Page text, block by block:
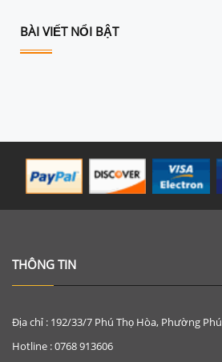
BÀI VIẾT NỔI BẬT
THÔNG TIN
Địa chỉ : 192/33/7 Phú Thọ Hòa, Phường
Hotline : 0768 913606